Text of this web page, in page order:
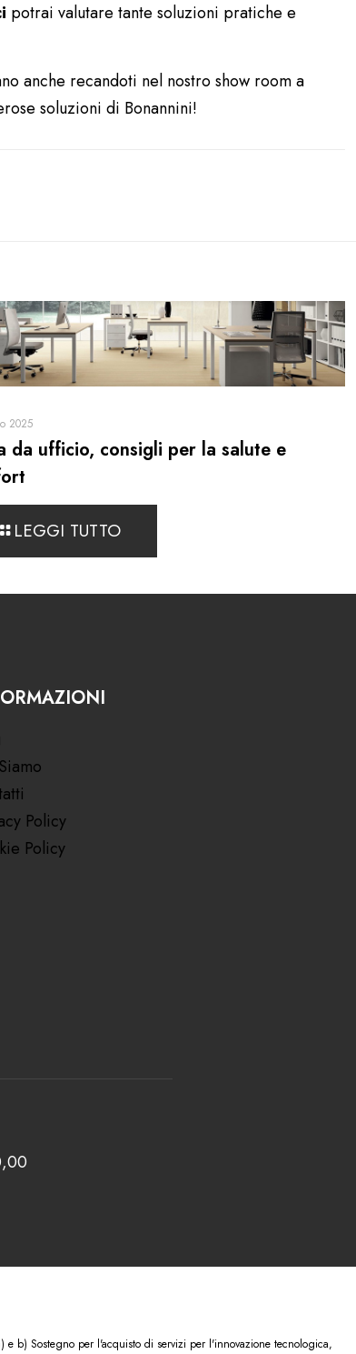
potrai valutare tante soluzioni pratiche e
anche recandoti nel nostro show room a
soluzioni di Bonannini!
2025
da ufficio, consigli per la salute e
LEGGI TUTTO
Policy
Policy
e b) Sostegno per l'acquisto di servizi per l'innovazione tecnologica,